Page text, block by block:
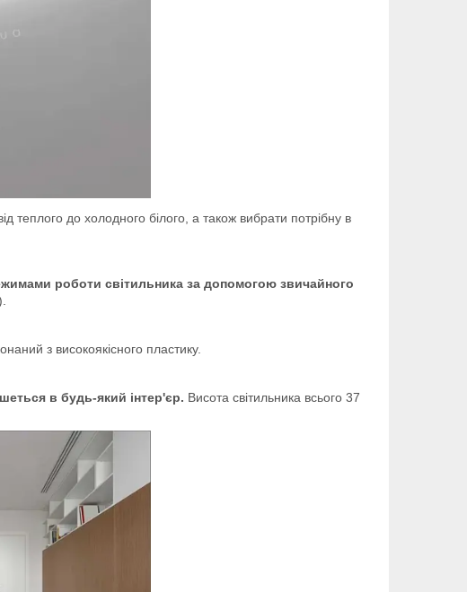
теплого до холодного білого, а також вибрати потрібну в
роботи світильника за допомогою звичайного
з високоякісного пластику.
в будь-який інтер'єр. Висота світильника всього 37